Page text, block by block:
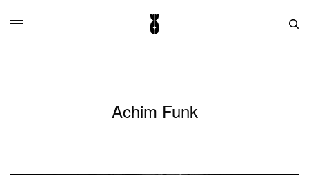
Achim Funk